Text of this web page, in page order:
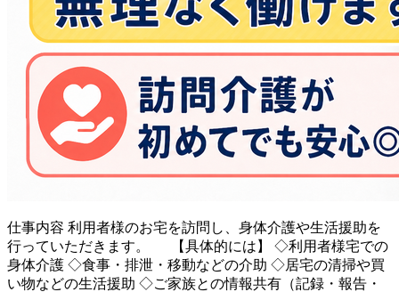
仕事内容 利用者様のお宅を訪問し、身体介護や生活援助を
行っていただきます。 【具体的には】 ◇利用者様宅での
身体介護 ◇食事・排泄・移動などの介助 ◇居宅の清掃や買
い物などの生活援助 ◇ご家族との情報共有（記録・報告・